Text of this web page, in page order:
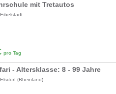
mit Tretautos
Eibelstadt
pro Tag
- Altersklasse: 8 - 99 Jahre
Elsdorf (Rheinland)